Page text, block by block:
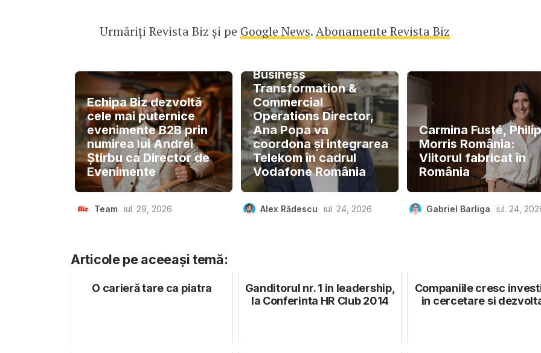
Urmăriți Revista Biz și pe Google News.Abonamente Revista Biz
Echipa Biz dezvoltă
cele mai puternice
evenimente B2B prin
numirea lui Andrei
Știrbu ca Director de
Evenimente
Team iul. 29, 2026
Business
Transformation &
Commercial
Operations Director,
Ana Popa va
coordona și integrarea
Telekom în cadrul
Vodafone România
Alex Rădescu iul. 24, 2026
Carmina Fusté, Philip
Morris România:
Viitorul fabricat în
România
Gabriel Barliga iul. 24,
Articole pe aceeași temă:
O carieră tare ca piatra
Ganditorul nr. 1 in leadership,
la Conferinta HR Club 2014
Companiile cresc
in cercetare si